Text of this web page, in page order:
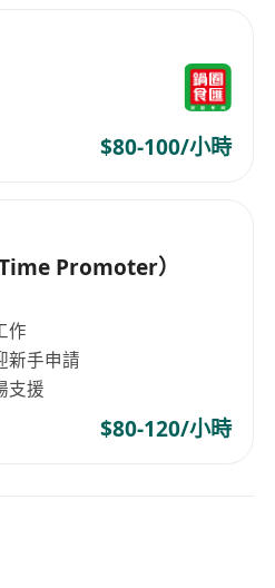
$80-100/小時
Promoter）
作
新手申請
支援
$80-120/小時